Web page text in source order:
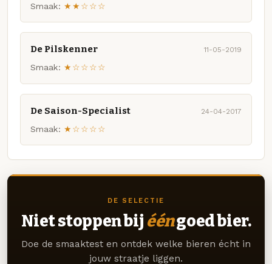
Smaak: ★★☆☆☆
De Pilskenner 11-05-2019
Smaak: ★☆☆☆☆
De Saison-Specialist 24-04-2017
Smaak: ★☆☆☆☆
DE SELECTIE
Niet stoppen bij ééngoed bier.
Doe de smaaktest en ontdek welke bieren écht in
jouw straatje liggen.